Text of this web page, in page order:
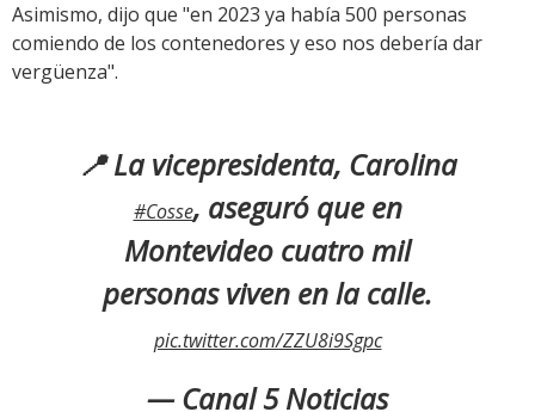
Asimismo, dijo que "en 2023 ya había 500 personas
comiendo de los contenedores y eso nos debería dar
vergüenza".
📍 La vicepresidenta, Carolina
#Cosse, aseguró que en
Montevideo cuatro mil
personas viven en la calle.
pic.twitter.com/ZZU8i9Sgpc
— Canal 5 Noticias